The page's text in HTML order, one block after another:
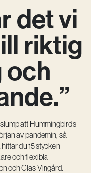
det vi
riktig
att Hummingbirds
av pandemin, så
du 15 stycken
och flexibla
och Clas Vingård.